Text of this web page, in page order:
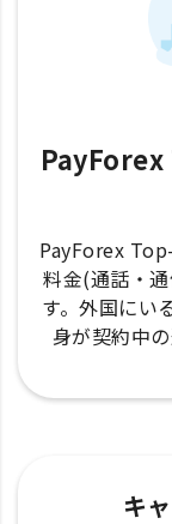
PayForex
PayForex
料金(通話・
す。外国にい
身が契約中
キ